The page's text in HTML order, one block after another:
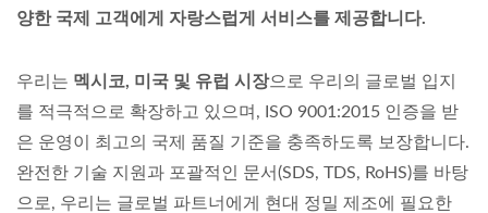
양한 국제 고객에게 자랑스럽게 서비스를 제공합니다.
우리는 멕시코, 미국 및 유럽 시장으로 우리의 글로벌 입지
를 적극적으로 확장하고 있으며, ISO 9001:2015 인증을 받
은 운영이 최고의 국제 품질 기준을 충족하도록 보장합니다.
완전한 기술 지원과 포괄적인 문서(SDS, TDS, RoHS)를 바탕
으로, 우리는 글로벌 파트너에게 현대 정밀 제조에 필요한